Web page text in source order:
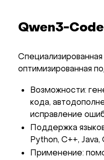
Qwen3-
оптимизированная
Возможности:
кода,
исправление
Поддержка
Python, C++,
Применение: